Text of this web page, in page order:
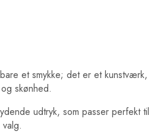
et smykke; det er et kunstværk,
skønhed.
udtryk, som passer perfekt til